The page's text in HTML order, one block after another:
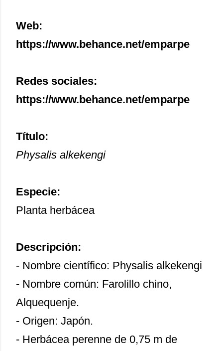
Web:
https://www.behance.net/emparpe
Redes sociales:
https://www.behance.net/emparpe
Título:
Physalis alkekengi
Especie:
Planta herbácea
Descripción:
- Nombre científico: Physalis alkekengi
- Nombre común: Farolillo chino,
Alquequenje.
- Origen: Japón.
- Herbácea perenne de 0,75 m de